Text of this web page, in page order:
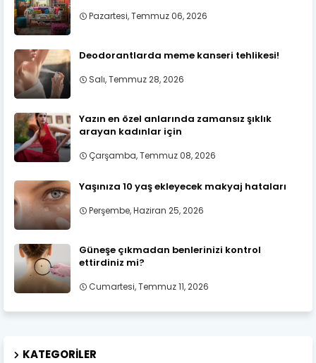
Pazartesi, Temmuz 06, 2026
Deodorantlarda meme kanseri tehlikesi!
Salı, Temmuz 28, 2026
Yazın en özel anlarında zamansız şıklık
arayan kadınlar için
Çarşamba, Temmuz 08, 2026
Yaşınıza 10 yaş ekleyecek makyaj hataları
Perşembe, Haziran 25, 2026
Güneşe çıkmadan benlerinizi kontrol
ettirdiniz mi?
Cumartesi, Temmuz 11, 2026
KATEGORILER